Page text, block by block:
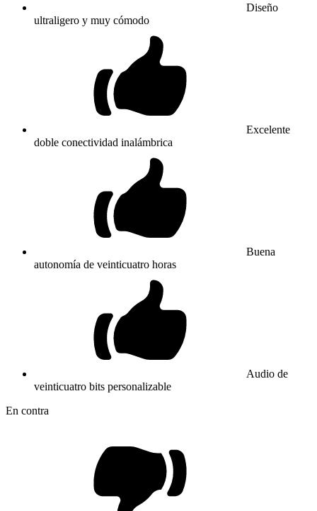
Diseño
ultraligero y muy cómodo
Excelente
doble conectividad inalámbrica
Buena
autonomía de veinticuatro horas
Audio de
veinticuatro bits personalizable
En contra